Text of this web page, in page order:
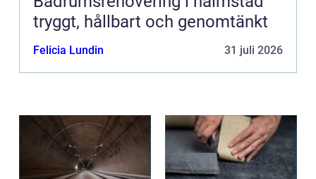
tryggt, hållbart och genomtänkt
Felicia Lundin 31 juli 2026